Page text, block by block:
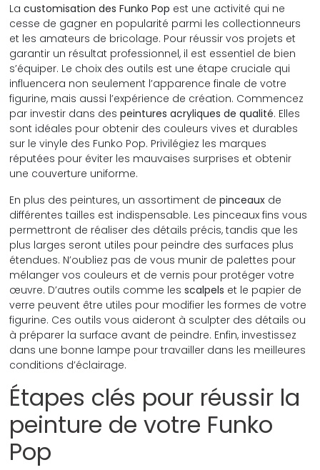
Lacustomisation des Funko Pop est une activité qui ne
cesse de gagner en popularité parmi les collectionneurs
et les amateurs de bricolage. Pour réussir vos projets et
garantir un résultat professionnel, il est essentiel de bien
s’équiper. Le choix des outils est une étape cruciale qui
influencera non seulement l’apparence finale de votre
figurine, mais aussi l’expérience de création. Commencez
par investir dans despeintures acryliques de qualité. Elles
sont idéales pour obtenir des couleurs vives et durables
sur le vinyle des Funko Pop. Privilégiez les marques
réputées pour éviter les mauvaises surprises et obtenir
une couverture uniforme.
En plus des peintures, un assortiment depinceaux de
différentes tailles est indispensable. Les pinceaux fins vous
permettront de réaliser des détails précis, tandis que les
plus larges seront utiles pour peindre des surfaces plus
étendues. N’oubliez pas de vous munir de palettes pour
mélanger vos couleurs et de vernis pour protéger votre
œuvre. D’autres outils comme lesscalpels et le papier de
verre peuvent être utiles pour modifier les formes de votre
figurine. Ces outils vous aideront à sculpter des détails ou
à préparer la surface avant de peindre. Enfin, investissez
dans une bonne lampe pour travailler dans les meilleures
conditions d’éclairage.
Étapes clés pour réussir la
peinture de votre Funko
Pop